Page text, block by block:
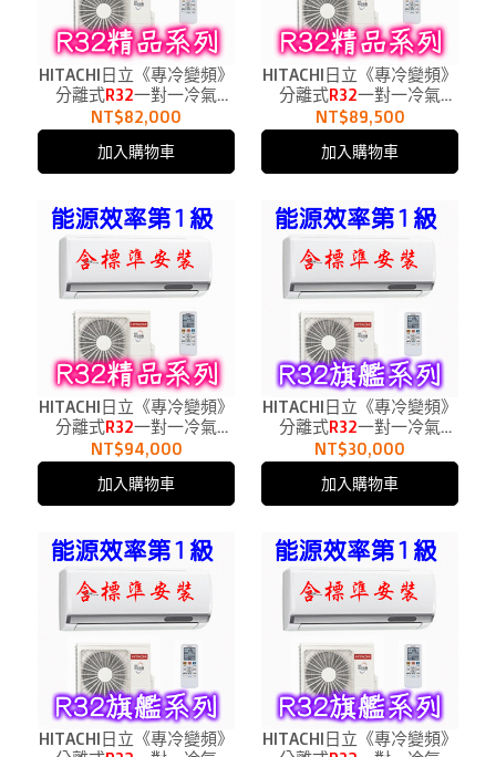
HITACHI日立《專冷變頻》
分離式R32一對一冷氣
RAC-90SP、RAS-90YSP1
適用15坪
NT$82,000
加入購物車
HITACHI日立《專冷變頻》
分離式R32一對一冷氣
RAC-110SP、RAS-
110YSP1適用18坪
NT$89,500
加入購物車
HITACHI日立《專冷變頻》
分離式R32一對一冷氣
RAC-125SP、RAS-
125YSP1適用21坪
NT$94,000
加入購物車
HITACHI日立《專冷變頻》
分離式R32一對一冷氣
RAC-22QP、RAS-22HQP1
適用3.5坪
NT$30,000
加入購物車
HITACHI日立《專冷變頻》
HITACHI日立《專冷變頻》